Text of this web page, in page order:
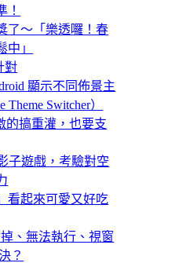
！
了～「樂透囉！春
中」
對
顯示不同佈景主
Switcher）
的搞重灌，也要支
子遊戲，考驗對空
看起來可愛又好吃
、無法執行、視窗
？